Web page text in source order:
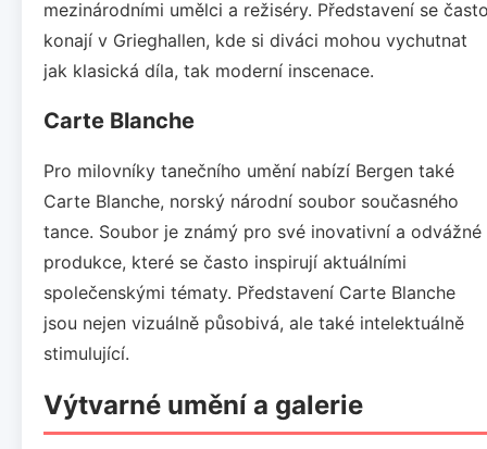
mezinárodními umělci a režiséry. Představení se
konají v Grieghallen, kde si diváci mohou vychutnat
jak klasická díla, tak moderní inscenace.
Carte Blanche
Pro milovníky tanečního umění nabízí Bergen také
Carte Blanche, norský národní soubor současného
tance. Soubor je známý pro své inovativní a odvážné
produkce, které se často inspirují aktuálními
společenskými tématy. Představení Carte Blanche
jsou nejen vizuálně působivá, ale také intelektuálně
stimulující.
Výtvarné umění a galerie